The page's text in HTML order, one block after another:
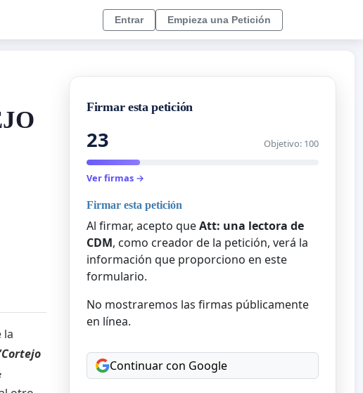
Entrar Empieza una Petición
la
Firmar esta petición
23 Objetivo: 100
Ver firmas →
Firmar esta petición
Al firmar, acepto queAtt: una lectora de
CDM, como creador de la petición, verá la
información que proporciono en este
formulario.
No mostraremos las firmas públicamente
en línea.
Continuar con Google